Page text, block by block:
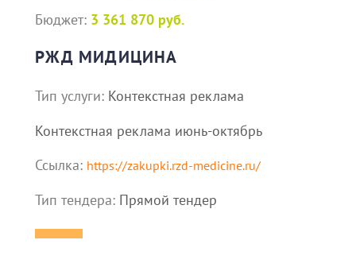
Бюджет: 3 361 870 руб.
РЖД МИДИЦИНА
Тип услуги: Контекстная реклама
Контекстная реклама июнь-октябрь
Ссылка: https://zakupki.rzd-medicine.ru/
Тип тендера: Прямой тендер